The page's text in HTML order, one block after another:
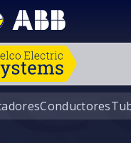
Conductores